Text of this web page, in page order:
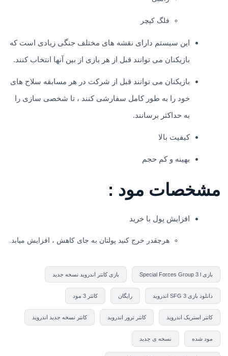
فلگ کپچر
این سیستم دارای نقشه های مختلف جنگی زیادی است که
بازیکنان می توانند قبل از هر بازی از بین آنها انتخاب کنند.
بازیکنان می توانند قبل از شرکت در هر مسابقه سلاح های
خود را به طور کامل سفارشی کنند ، تا شخصی سازی را
به حداکثر برسانند.
کیفیت بالا
بهینه و کم حجم
مشخصات مود :
افزایش پول با خرید
هرچقدر خرج کنید پولتان به جای کاهش ، افزایش میابد.
بازی Special Forces Group 3 l بازی کانتر اندروید نسخه جدید
دانلود بازی SFG 3 اندروید رایگان کانتر 3 مود
کانتر استریک اندروید کانتر ترور اندروید کانتر نسخه جدید اندروید
مود شده نسخه ی جدید